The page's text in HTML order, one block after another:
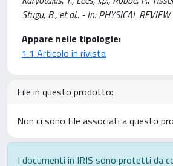
Stugu, B., et al.. - In: PHYSICAL
Appare nelle tipologie:
1.1 Articolo in rivista
File in questo prodotto:
Non ci sono file associati a questo
I documenti in IRIS sono protetti da